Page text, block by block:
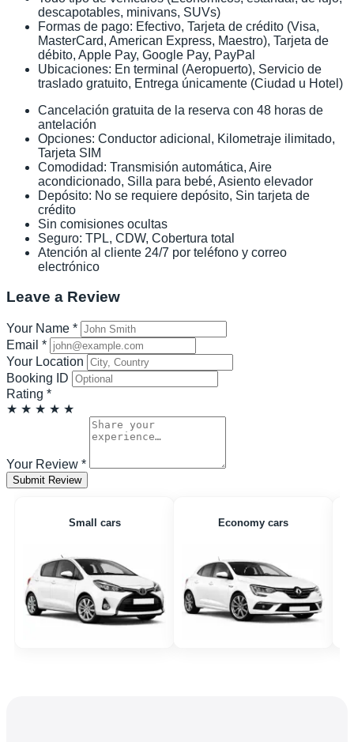
descapotables, minivans, SUVs)
Formas de pago: Efectivo, Tarjeta de crédito (Visa,
MasterCard, American Express, Maestro), Tarjeta de
débito, Apple Pay, Google Pay, PayPal
Ubicaciones: En terminal (Aeropuerto), Servicio de
traslado gratuito, Entrega únicamente (Ciudad u Hotel)
Cancelación gratuita de la reserva con 48 horas de
antelación
Opciones: Conductor adicional, Kilometraje ilimitado,
Tarjeta SIM
Comodidad: Transmisión automática, Aire
acondicionado, Silla para bebé, Asiento elevador
Depósito: No se requiere depósito, Sin tarjeta de
crédito
Sin comisiones ocultas
Seguro: TPL, CDW, Cobertura total
Atención al cliente 24/7 por teléfono y correo
electrónico
Leave a Review
Your Name *
Email *
Your Location
Booking ID
Rating *
★ ★ ★ ★ ★
Your Review *
Submit Review
Small cars Economy cars